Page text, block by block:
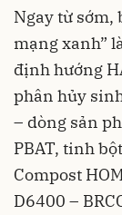
Ngay từ sớm,
mạng xanh”
định hướng
phân hủy
– dòng sản
PBAT, tinh
Compost
D6400 –